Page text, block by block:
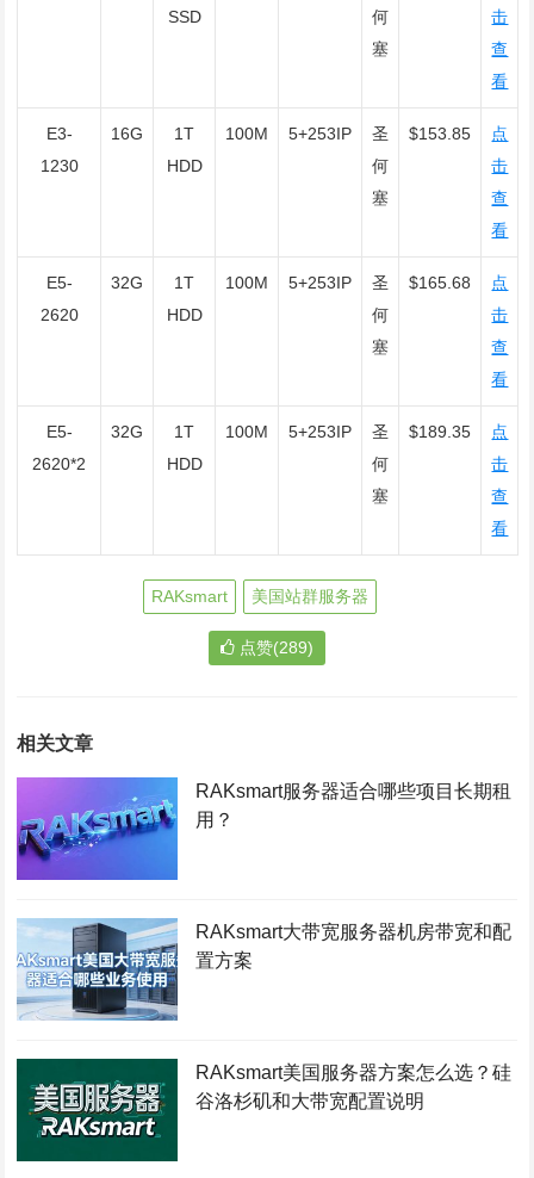
SSD
何
塞
击
查
看
E3-
1230
16G
1T
HDD
100M 5+253IP
圣
何
塞
$153.85
点
击
查
看
E5-
2620
32G
1T
HDD
100M 5+253IP
圣
何
塞
$165.68
点
击
查
看
E5-
2620*2
32G
1T
HDD
100M 5+253IP
圣
何
塞
$189.35
点
击
查
看
RAKsmart 美国站群服务器
点赞(289)
相关文章
RAKsmart服务器适合哪些项目长期租
用？
RAKsmart大带宽服务器机房带宽和配
置方案
RAKsmart美国服务器方案怎么选？硅
谷洛杉矶和大带宽配置说明